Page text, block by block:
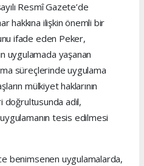
Resmî Gazete’de
hakkına ilişkin önemli bir
ifade eden Peker,
uygulamada yaşanan
süreçlerinde uygulama
mülkiyet haklarının
doğrultusunda adil,
tesis edilmesi
benimsenen uygulamalarda,